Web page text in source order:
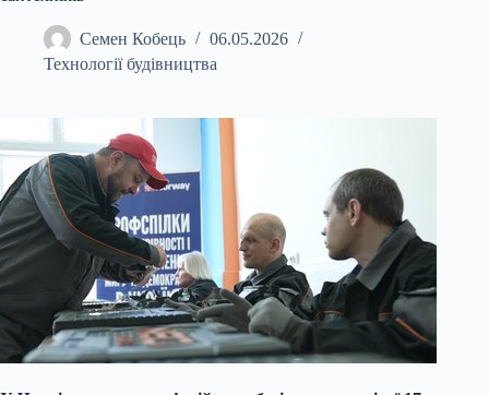
Семен Кобець
06.05.2026
Технології будівництва